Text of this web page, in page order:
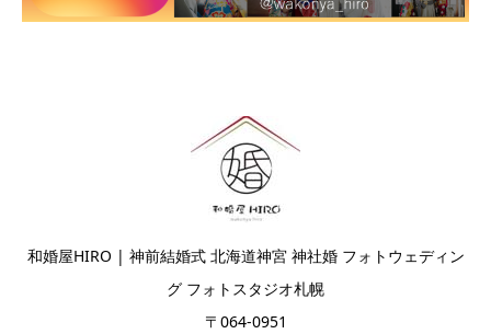
和婚屋HIRO | 神前結婚式 北海道神宮 神社婚 フォトウェディン
グ フォトスタジオ札幌
〒064-0951